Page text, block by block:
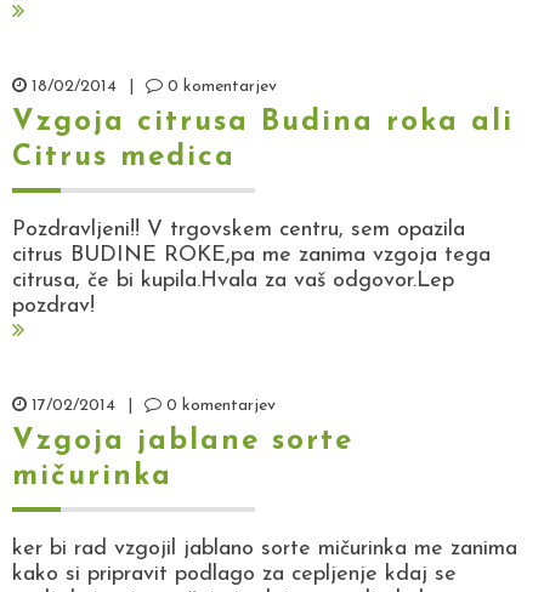
18/02/2014 0 komentarjev
Vzgoja citrusa Budina roka ali
Citrus medica
Pozdravljeni!! V trgovskem centru, sem opazila
citrus BUDINE ROKE,pa me zanima vzgoja tega
citrusa, če bi kupila.Hvala za vaš odgovor.Lep
pozdrav!
17/02/2014 0 komentarjev
Vzgoja jablane sorte
mičurinka
ker bi rad vzgojil jablano sorte mičurinka me zanima
kako si pripravit podlago za cepljenje kdaj se